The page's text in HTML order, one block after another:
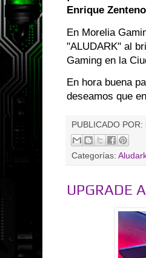
Enrique
En Morelia
"ALUDARK" al
Gaming en la
En hora buena
deseamos que
PUBLICADO POR:
Categorías:
UPGRADE